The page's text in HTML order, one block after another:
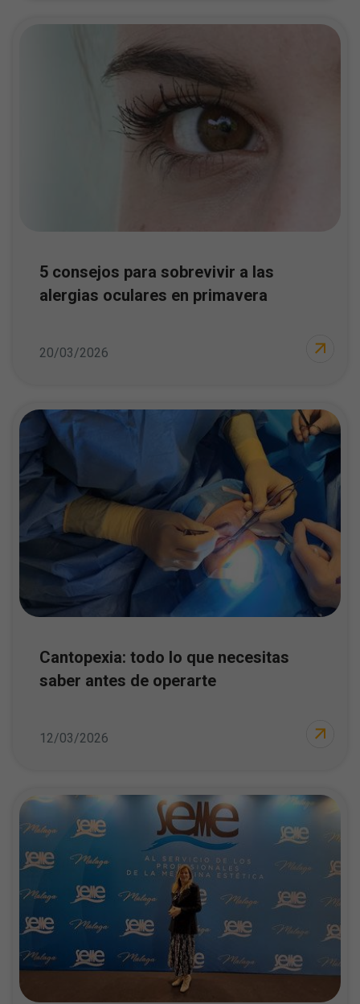
5 consejos para sobrevivir a las
alergias oculares en primavera
20/03/2026
Cantopexia: todo lo que necesitas
saber antes de operarte
12/03/2026